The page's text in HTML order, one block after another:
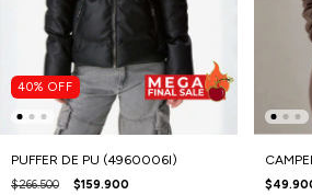
40% OFF
PUFFER DE PU (4960006I)
$266.500 $159.900